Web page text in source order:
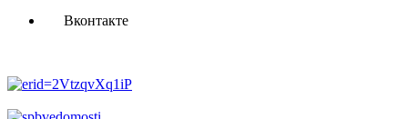
Вконтакте